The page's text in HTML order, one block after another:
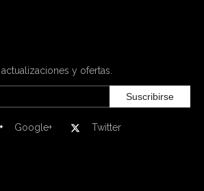
y ofertas.
Suscribirse
Google+ Twitter